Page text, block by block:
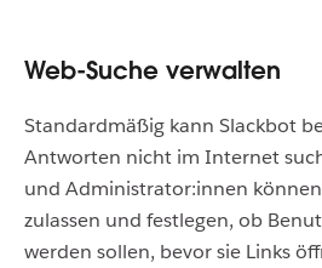
Web-Suche verwalten
Standardmäßig kann Slackbot
Antworten nicht im Internet
und Administrator:innen
zulassen und festlegen, ob
werden sollen, bevor sie Links